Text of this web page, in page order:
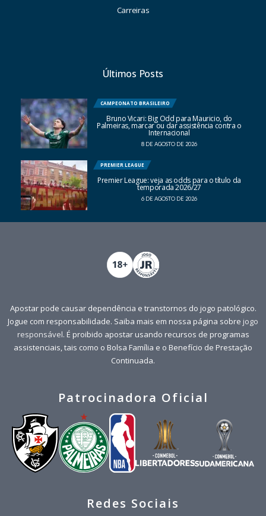
Carreiras
Últimos Posts
CAMPEONATO BRASILEIRO
Bruno Vicari: Big Odd para Mauricio, do
Palmeiras, marcar ou dar assistência contra o
Internacional
8 DE AGOSTO DE 2026
PREMIER LEAGUE
Premier League: veja as odds para o título da
temporada 2026/27
6 DE AGOSTO DE 2026
Apostar pode causar dependência e transtornos do jogo patológico.
Jogue com responsabilidade. Saiba mais em nossa página sobre jogo
responsável. É proibido apostar usando recursos de programas
assistenciais, tais como o Bolsa Família e o Benefício de Prestação
Continuada.
Patrocinadora Oficial
Redes Sociais